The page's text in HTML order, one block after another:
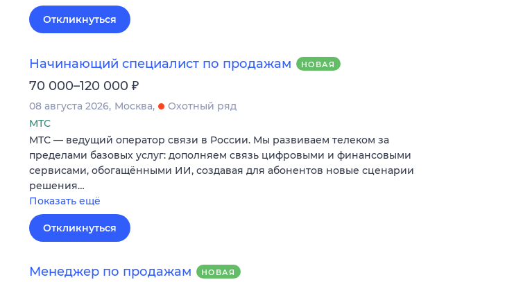
Откликнуться
Начинающий специалист по продажам НОВАЯ
70 000–120 000 ₽
08 августа 2026 Москва
Охотный ряд
МТС
МТС — ведущий оператор связи в России. Мы развиваем телеком за
пределами базовых услуг: дополняем связь цифровыми и финансовыми
сервисами, обогащёнными ИИ, создавая для абонентов новые сценарии
решения…
Показать ещё
Откликнуться
Менеджер по продажам НОВАЯ